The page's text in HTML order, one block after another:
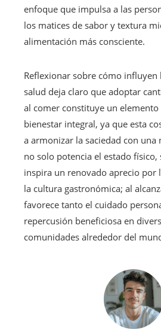
enfoque que impulsa a las
los matices de sabor y textura
alimentación más consciente.
Reflexionar sobre cómo influyen
salud deja claro que adoptar
al comer constituye un elemento
bienestar integral, ya que esta
a armonizar la saciedad con una
no solo potencia el estado
inspira un renovado aprecio por
la cultura gastronómica; al
favorece tanto el cuidado
repercusión beneficiosa en
comunidades alrededor del